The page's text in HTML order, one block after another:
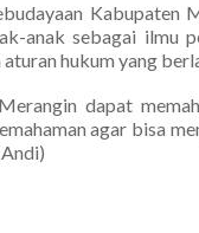
Kabupaten
anak sebagai ilmu
hukum yang
dapat
agar bisa